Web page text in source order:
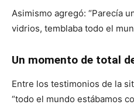
Asimismo agregó: “Parecía
vidrios, temblaba todo el
Un momento de total
Entre los testimonios de la
“todo el mundo estábamos